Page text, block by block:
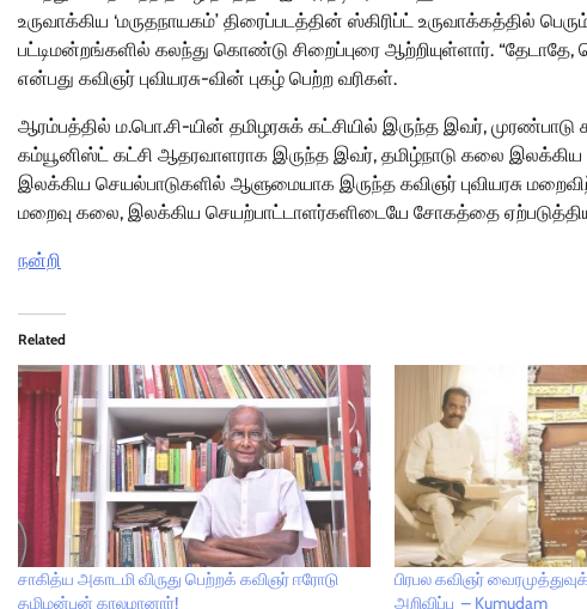
உருவாக்கிய ‘மருதநாயகம்’ திரைப்படத்தின் ஸ்கிரிப்ட்
பட்டிமன்றங்களில் கலந்து கொண்டு சிறைப்புரை ஆற்றியுள்ளார்.
என்பது கவிஞர் புவியரசு-வின் புகழ் பெற்ற வரிகள்.
ஆரம்பத்தில் ம.பொ.சி-யின் தமிழரசுக் கட்சியில் இருந்த இவர்,
கம்யூனிஸ்ட் கட்சி ஆதரவாளராக இருந்த இவர், தமிழ்நாடு கலை
இலக்கிய செயல்பாடுகளில் ஆளுமையாக இருந்த கவிஞர் புவியரசு
மறைவு கலை, இலக்கிய செயற்பாட்டாளர்களிடையே சோகத்தை
நன்றி
Related
சாகித்ய அகாடமி விருது பெற்றக் கவிஞர் ஈரோடு
தமிழன்பன் காலமானார்!
பிரபல கவிஞர்
அறிவிப்பு – Kumudam